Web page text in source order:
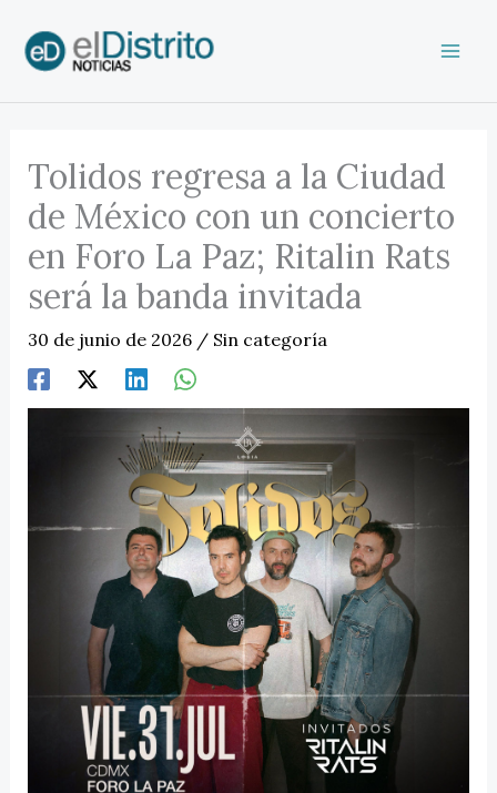
contenido
Tolidos regresa a la Ciudad
de México con un concierto
en Foro La Paz; Ritalin Rats
será la banda invitada
30 de junio de 2026 / Sin categoría